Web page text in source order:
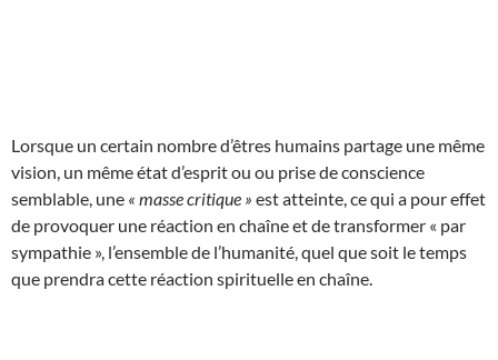
Lorsque un certain nombre d’êtres humains partage une même
vision, un même état d’esprit ou ou prise de conscience
semblable, une « masse critique » est atteinte, ce qui a pour effet
de provoquer une réaction en chaîne et de transformer « par
sympathie », l’ensemble de l’humanité, quel que soit le temps
que prendra cette réaction spirituelle en chaîne.